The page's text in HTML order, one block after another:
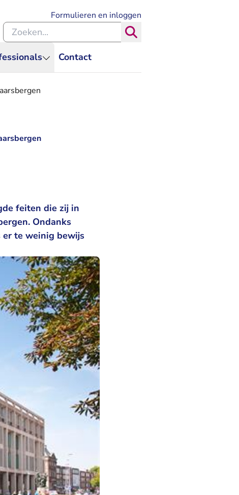
Contact
Formulieren en inloggen
Zoeken binnen de Rechtspraak
feiten die zij in
Ondanks
er te weinig bewijs